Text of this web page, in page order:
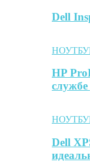
Dell
HP
службе
Dell